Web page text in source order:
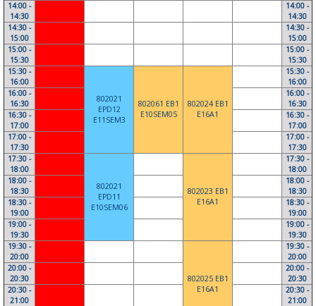
14:00 -
14:30
14:00 -
14:30
14:30 -
15:00
14:30 -
15:00
15:00 -
15:30
15:00 -
15:30
15:30 -
16:00
802021
EPD12
E11SEM3
802061 EB1
E10SEM05
802024 EB1
E16A1
15:30 -
16:00
16:00 -
16:30
16:00 -
16:30
16:30 -
17:00
16:30 -
17:00
17:00 -
17:30
17:00 -
17:30
17:30 -
18:00
802021
EPD11
E10SEM06
802023 EB1
E16A1
17:30 -
18:00
18:00 -
18:30
18:00 -
18:30
18:30 -
19:00
18:30 -
19:00
19:00 -
19:30
19:00 -
19:30
19:30 -
20:00
802025 EB1
E16A1
19:30 -
20:00
20:00 -
20:30
20:00 -
20:30
20:30 -
21:00
20:30 -
21:00